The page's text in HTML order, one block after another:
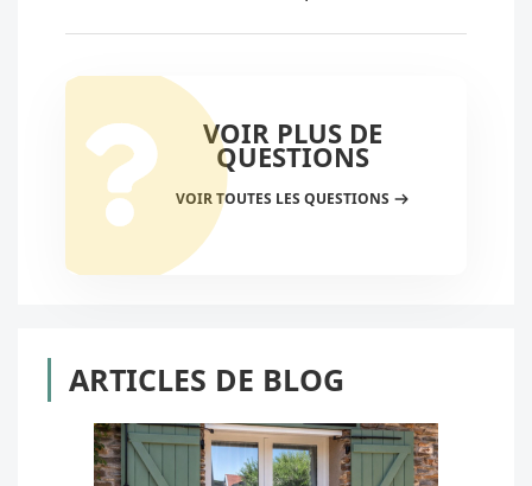
VOIR PLUS DE
QUESTIONS
VOIR TOUTES LES QUESTIONS
ARTICLES DE BLOG